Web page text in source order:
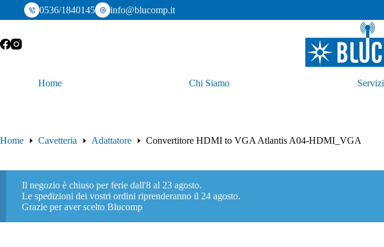
0536/1840145 info@blucomp.it
Home Chi Siamo Servizi
Home Cavetteria Adattatore Convertitore HDMI to VGA Atlantis A04-HDMI_VGA
Il negozio è chiuso per ferie dall'8 al 23 agosto.
Le spedizioni dei vostri ordini riprenderanno il 24 agosto.
Grazie per aver scelto Blucomp